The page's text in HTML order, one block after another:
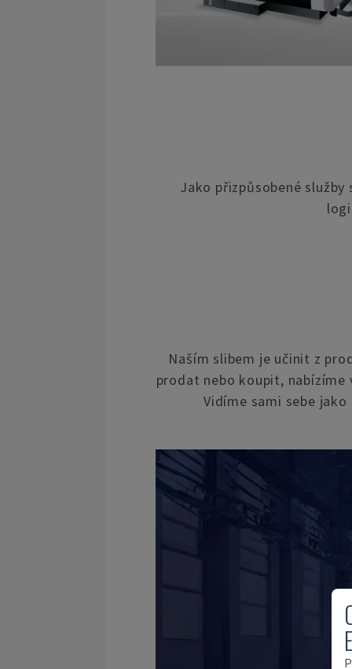
Jako přizpůsobené
Naším slibem je učinit z
prodat nebo koupit,
Vidíme sami sebe